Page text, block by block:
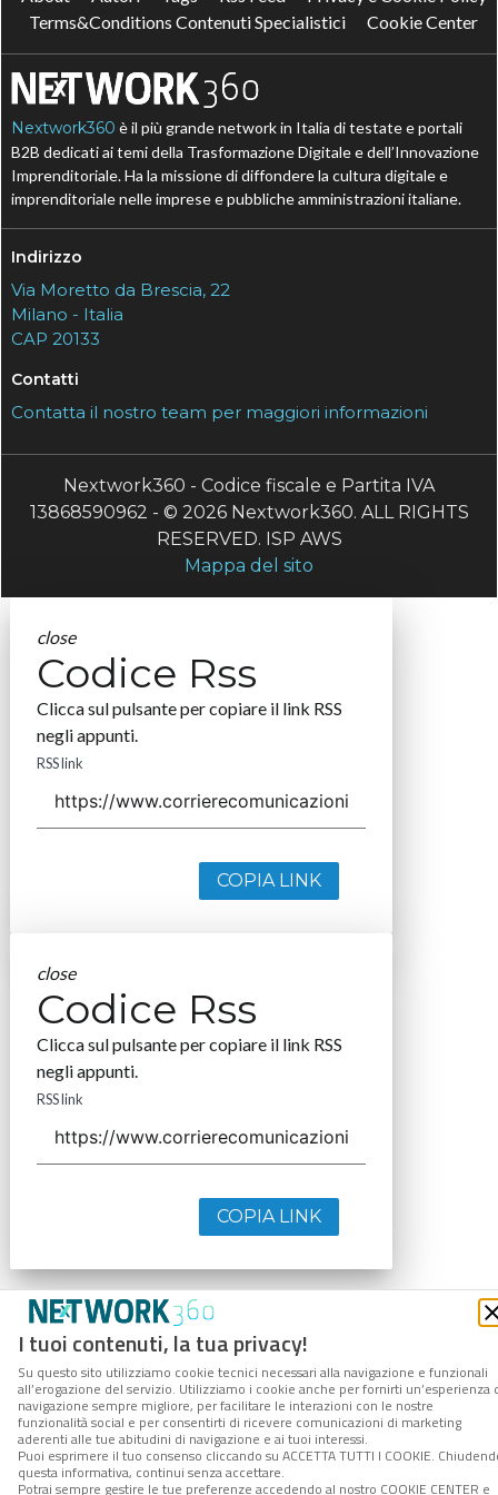
I tuoi contenuti, la tua privacy!
Su questo sito utilizziamo cookie tecnici necessari alla navigazione e funzionali
all’erogazione del servizio. Utilizziamo i cookie anche per fornirti un’esperienza
navigazione sempre migliore, per facilitare le interazioni con le nostre
funzionalità social e per consentirti di ricevere comunicazioni di marketing
aderenti alle tue abitudini di navigazione e ai tuoi interessi.
Puoi esprimere il tuo consenso cliccando su ACCETTA TUTTI I COOKIE.
questa informativa, continui senza accettare.
Potrai sempre gestire le tue preferenze accedendo al nostro COOKIE CENTER e
Terms&Conditions Contenuti Specialistici
Cookie Center
Nextwork360 è il più grande network in Italia di testate e portali
B2B dedicati ai temi della Trasformazione Digitale e dell’Innovazione
Imprenditoriale. Ha la missione di diffondere la cultura digitale e
imprenditoriale nelle imprese e pubbliche amministrazioni italiane.
Indirizzo
Via Moretto da Brescia, 22
Milano - Italia
CAP 20133
Contatti
Contatta il nostro team per maggiori informazioni
Nextwork360 - Codice fiscale e Partita IVA
13868590962 - © 2026 Nextwork360. ALL RIGHTS
RESERVED. ISP AWS
Mappa del sito
close
Codice Rss
Clicca sul pulsante per copiare il link RSS
negli appunti.
RSS link
COPIA LINK
close
Codice Rss
Clicca sul pulsante per copiare il link RSS
negli appunti.
RSS link
COPIA LINK